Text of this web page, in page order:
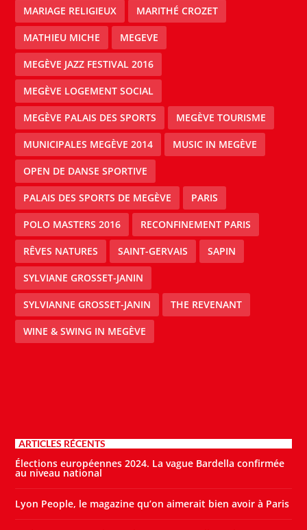
MARIAGE RELIGIEUX MARITHÉ CROZET
MATHIEU MICHE MEGEVE
MEGÈVE JAZZ FESTIVAL 2016
MEGÈVE LOGEMENT SOCIAL
MEGÈVE PALAIS DES SPORTS MEGÈVE TOURISME
MUNICIPALES MEGÈVE 2014 MUSIC IN MEGÈVE
OPEN DE DANSE SPORTIVE
PALAIS DES SPORTS DE MEGÈVE PARIS
POLO MASTERS 2016 RECONFINEMENT PARIS
RÊVES NATURES SAINT-GERVAIS SAPIN
SYLVIANE GROSSET-JANIN
SYLVIANNE GROSSET-JANIN THE REVENANT
WINE & SWING IN MEGÈVE
ARTICLES RÉCENTS
Élections européennes 2024. La vague Bardella confirmée
au niveau national
Lyon People, le magazine qu’on aimerait bien avoir à Paris